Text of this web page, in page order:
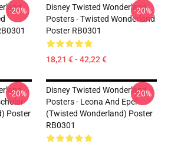
-20%
Disney Twisted Wonderland
Posters - Twisted Wonderland
Poster RB0301
18,21 € - 42,22 €
-20%
Poster
-20%
Disney Twisted Wonderland
Posters - Leona And Epel
(Twisted Wonderland) Poster
RB0301
-20%